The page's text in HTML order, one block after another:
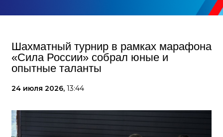
Шахматный турнир в рамках марафона
«Сила России» собрал юные и
опытные таланты
24 июля 2026, 13:44